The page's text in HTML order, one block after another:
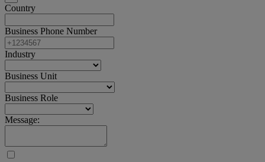
Country
Business Phone Number
Industry
Business Unit
Business Role
Message: